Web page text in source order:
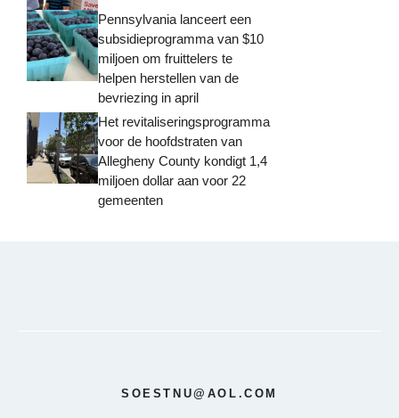
Pennsylvania lanceert een
subsidieprogramma van $10
miljoen om fruittelers te
helpen herstellen van de
bevriezing in april
Het revitaliseringsprogramma
voor de hoofdstraten van
Allegheny County kondigt 1,4
miljoen dollar aan voor 22
gemeenten
SOESTNU@AOL.COM